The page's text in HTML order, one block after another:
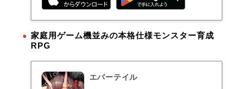
家庭用ゲーム機並みの本格仕様モンスター育成
RPG
エバーテイル